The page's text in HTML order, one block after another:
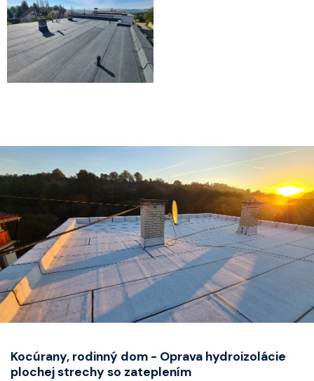
Kocúrany, rodinný dom - Oprava hydroizolácie
plochej strechy so zateplením